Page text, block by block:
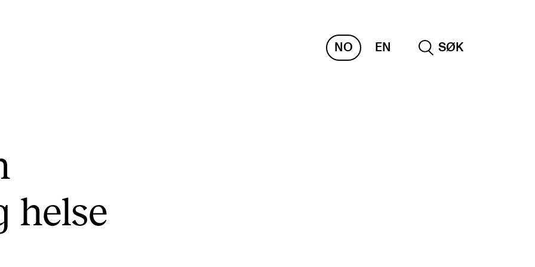
NO EN SØK
Offentlige konserter
Interne konserter og arrangementer
helse